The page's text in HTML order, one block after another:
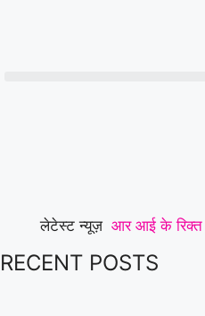
लेटेस्ट न्यूज़ आर आई के रिक्त
डिपो की
RECENT POSTS